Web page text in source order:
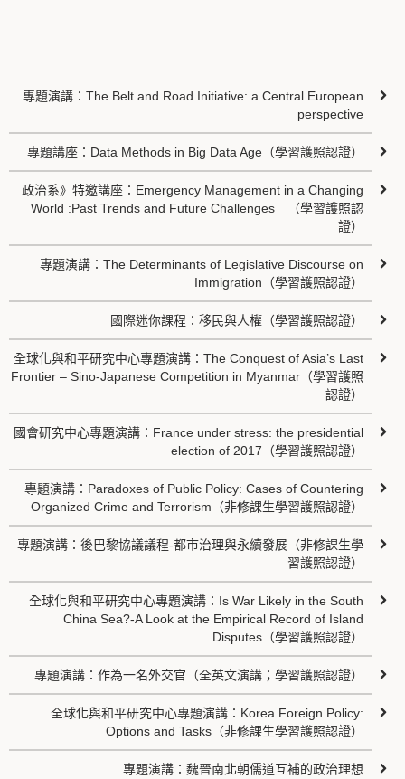
專題演講：The Belt and Road Initiative: a Central European
perspective
專題講座：Data Methods in Big Data Age（學習護照認證）
政治系》特邀講座：Emergency Management in a Changing
World :Past Trends and Future Challenges （學習護照認
證）
專題演講：The Determinants of Legislative Discourse on
Immigration（學習護照認證）
國際迷你課程：移民與人權（學習護照認證）
全球化與和平研究中心專題演講：The Conquest of Asia’s Last
Frontier – Sino-Japanese Competition in Myanmar（學習護照
認證）
國會研究中心專題演講：France under stress: the presidential
election of 2017（學習護照認證）
專題演講：Paradoxes of Public Policy: Cases of Countering
Organized Crime and Terrorism（非修課生學習護照認證）
專題演講：後巴黎協議議程-都市治理與永續發展（非修課生學
習護照認證）
全球化與和平研究中心專題演講：Is War Likely in the South
China Sea?-A Look at the Empirical Record of Island
Disputes（學習護照認證）
專題演講：作為一名外交官（全英文演講；學習護照認證）
全球化與和平研究中心專題演講：Korea Foreign Policy:
Options and Tasks（非修課生學習護照認證）
專題演講：魏晉南北朝儒道互補的政治理想